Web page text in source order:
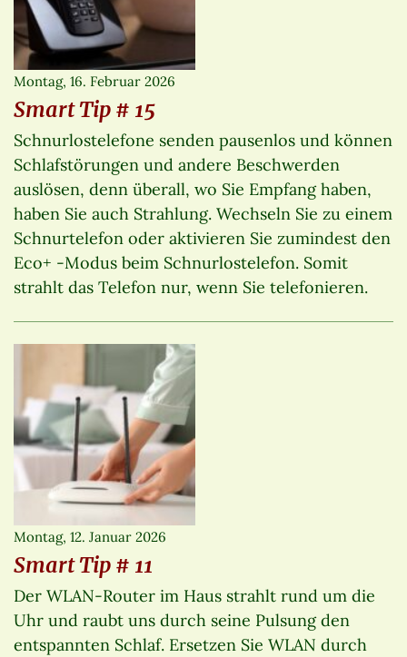
Montag, 16. Februar 2026
Smart Tip # 15
Schnurlostelefone senden pausenlos und können
Schlafstörungen und andere Beschwerden
auslösen, denn überall, wo Sie Empfang haben,
haben Sie auch Strahlung. Wechseln Sie zu einem
Schnurtelefon oder aktivieren Sie zumindest den
Eco+ -Modus beim Schnurlostelefon. Somit
strahlt das Telefon nur, wenn Sie telefonieren.
Montag, 12. Januar 2026
Smart Tip # 11
Der WLAN-Router im Haus strahlt rund um die
Uhr und raubt uns durch seine Pulsung den
entspannten Schlaf. Ersetzen Sie WLAN durch